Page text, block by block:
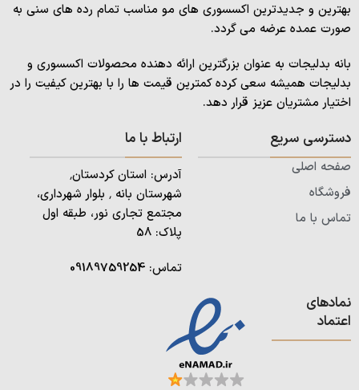
بهترین و جدیدترین اکسسوری های مو مناسب تمام رده های سنی به
صورت عمده عرضه می گردد.
بانه بدلیجات به عنوان بزرگترین ارائه دهنده محصولات اکسسوری و
بدلیجات همیشه سعی کرده کمترین قیمت ها را با بهترین کیفیت را در
اختیار مشتریان عزیز قرار دهد.
دسترسی سریع
صفحه اصلی
فروشگاه
تماس با ما
ارتباط با ما
آدرس: استان کردستان٬
شهرستان بانه ٬ بلوار شهرداری،
مجتمع تجاری نور، طبقه اول
پلاک: 58
تماس: 09189759254
نمادهای
اعتماد